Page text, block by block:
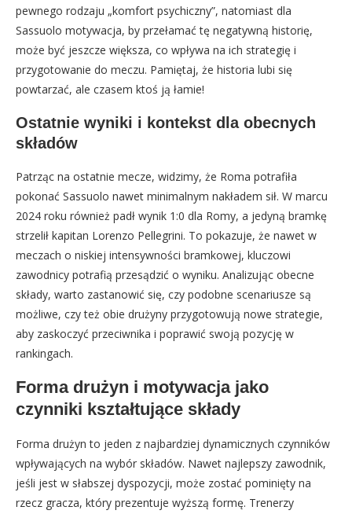
pewnego rodzaju „komfort psychiczny”, natomiast dla
Sassuolo motywacja, by przełamać tę negatywną historię,
może być jeszcze większa, co wpływa na ich strategię i
przygotowanie do meczu. Pamiętaj, że historia lubi się
powtarzać, ale czasem ktoś ją łamie!
Ostatnie wyniki i kontekst dla obecnych
składów
Patrząc na ostatnie mecze, widzimy, że Roma potrafiła
pokonać Sassuolo nawet minimalnym nakładem sił. W marcu
2024 roku również padł wynik 1:0 dla Romy, a jedyną bramkę
strzelił kapitan Lorenzo Pellegrini. To pokazuje, że nawet w
meczach o niskiej intensywności bramkowej, kluczowi
zawodnicy potrafią przesądzić o wyniku. Analizując obecne
składy, warto zastanowić się, czy podobne scenariusze są
możliwe, czy też obie drużyny przygotowują nowe strategie,
aby zaskoczyć przeciwnika i poprawić swoją pozycję w
rankingach.
Forma drużyn i motywacja jako
czynniki kształtujące składy
Forma drużyn to jeden z najbardziej dynamicznych czynników
wpływających na wybór składów. Nawet najlepszy zawodnik,
jeśli jest w słabszej dyspozycji, może zostać pominięty na
rzecz gracza, który prezentuje wyższą formę. Trenerzy